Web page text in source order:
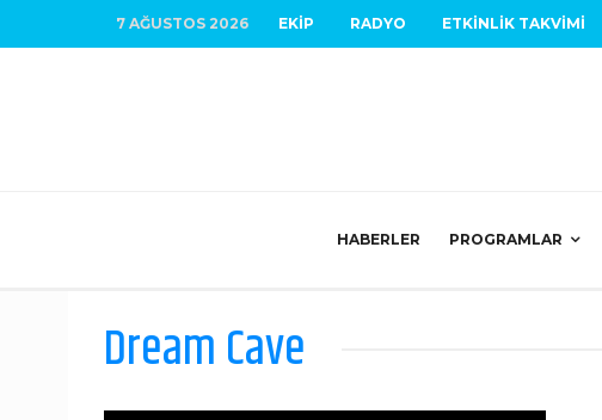
7 AĞUSTOS 2026 EKIP RADYO ETKINLIK TAKVIMI
HABERLER PROGRAMLAR
Dream Cave